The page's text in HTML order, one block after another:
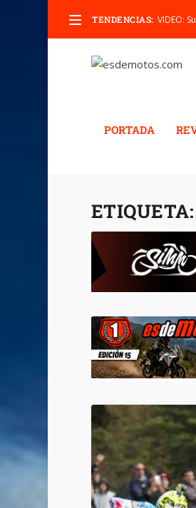
TENDENCIAS: VIDEO:
PORTADA
ETIQUETA: